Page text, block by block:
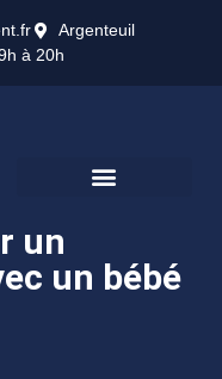
Argenteuil
à 20h
un
un bébé